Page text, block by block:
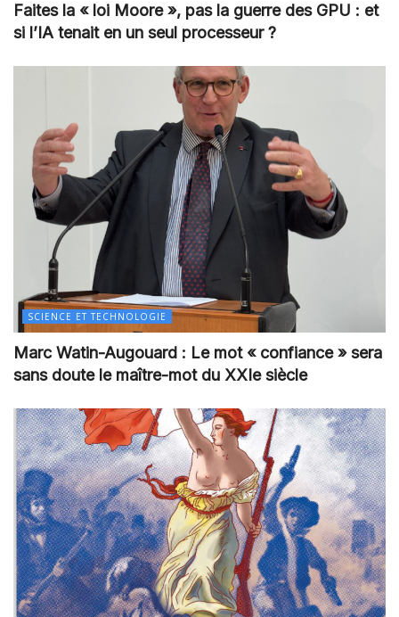
Faites la « loi Moore », pas la guerre des GPU : et
si l’IA tenait en un seul processeur ?
SCIENCE ET TECHNOLOGIE
Marc Watin-Augouard : Le mot « confiance » sera
sans doute le maître-mot du XXIe siècle